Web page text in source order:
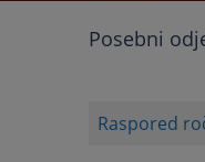
Posebni
Raspored